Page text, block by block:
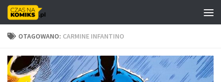
Skip to content
OTAGOWANO: CARMINE INFANTINO